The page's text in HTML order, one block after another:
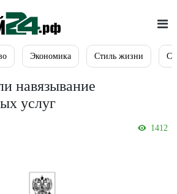
Экономика Стиль жизни
навязывание
услуг
1412